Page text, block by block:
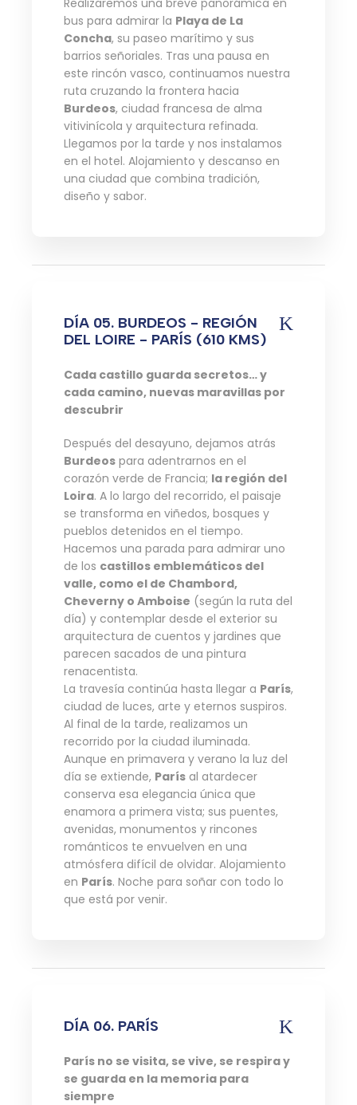
bus para admirar la Playa de La
Concha, su paseo marítimo y sus
barrios señoriales. Tras una pausa en
este rincón vasco, continuamos nuestra
ruta cruzando la frontera hacia
Burdeos, ciudad francesa de alma
vitivinícola y arquitectura refinada.
Llegamos por la tarde y nos instalamos
en el hotel. Alojamiento y descanso en
una ciudad que combina tradición,
diseño y sabor.
DÍA 05. BURDEOS - REGIÓN
DEL LOIRE - PARÍS (610 KMS)
Cada castillo guarda secretos… y
cada camino, nuevas maravillas por
descubrir
Después del desayuno, dejamos atrás
Burdeos para adentrarnos en el
corazón verde de Francia; la región del
Loira. A lo largo del recorrido, el paisaje
se transforma en viñedos, bosques y
pueblos detenidos en el tiempo.
Hacemos una parada para admirar uno
de los castillos emblemáticos del
valle, como el de Chambord,
Cheverny o Amboise (según la ruta del
día) y contemplar desde el exterior su
arquitectura de cuentos y jardines que
parecen sacados de una pintura
renacentista.
La travesía continúa hasta llegar a París,
ciudad de luces, arte y eternos suspiros.
Al final de la tarde, realizamos un
recorrido por la ciudad iluminada.
Aunque en primavera y verano la luz del
día se extiende, París al atardecer
conserva esa elegancia única que
enamora a primera vista; sus puentes,
avenidas, monumentos y rincones
románticos te envuelven en una
atmósfera difícil de olvidar. Alojamiento
en París. Noche para soñar con todo lo
que está por venir.
DÍA 06. PARÍS
París no se visita, se vive, se respira y
se guarda en la memoria para
siempre